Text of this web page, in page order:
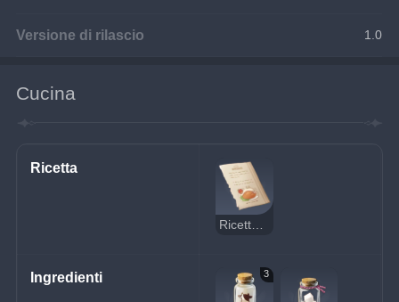
Versione di rilascio 1.0
Cucina
Ricetta
Ricetta: tofu di mandorle
Ingredienti 3